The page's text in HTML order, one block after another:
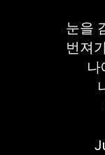
눈을
번져
나